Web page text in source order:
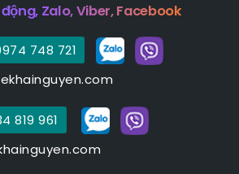
động, Zalo, Viber, Facebook
748 721
819 961